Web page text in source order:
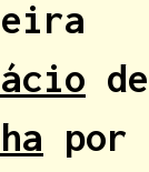
de
por